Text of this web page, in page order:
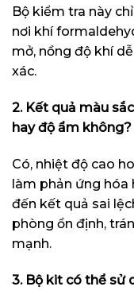
Bộ kiểm tra này
nơi khí
mở, nồng độ khí
xác.
2. Kết quả màu
hay độ ẩm không?
Có, nhiệt độ cao
làm phản ứng hóa
đến kết quả sai
phòng ổn định,
mạnh.
3. Bộ kit có thể sử